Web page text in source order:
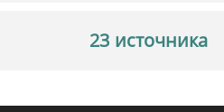
23 источника